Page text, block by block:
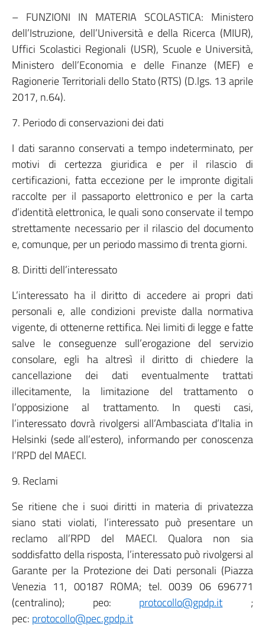
– FUNZIONI IN MATERIA SCOLASTICA: Ministero
dell’Istruzione, dell’Università e della Ricerca (MIUR),
Uffici Scolastici Regionali (USR), Scuole e Università,
Ministero dell’Economia e delle Finanze (MEF) e
Ragionerie Territoriali dello Stato (RTS) (D.lgs. 13 aprile
2017, n.64).
7. Periodo di conservazioni dei dati
I dati saranno conservati a tempo indeterminato, per
motivi di certezza giuridica e per il rilascio di
certificazioni, fatta eccezione per le impronte digitali
raccolte per il passaporto elettronico e per la carta
d’identità elettronica, le quali sono conservate il tempo
strettamente necessario per il rilascio del documento
e, comunque, per un periodo massimo di trenta giorni.
8. Diritti dell’interessato
L’interessato ha il diritto di accedere ai propri dati
personali e, alle condizioni previste dalla normativa
vigente, di ottenerne rettifica. Nei limiti di legge e fatte
salve le conseguenze sull’erogazione del servizio
consolare, egli ha altresì il diritto di chiedere la
cancellazione dei dati eventualmente trattati
illecitamente, la limitazione del trattamento o
l’opposizione al trattamento. In questi casi,
l’interessato dovrà rivolgersi all’Ambasciata d’Italia in
Helsinki (sede all’estero), informando per conoscenza
l’RPD del MAECI.
9. Reclami
Se ritiene che i suoi diritti in materia di privatezza
siano stati violati, l’interessato può presentare un
reclamo all’RPD del MAECI. Qualora non sia
soddisfatto della risposta, l’interessato può rivolgersi al
Garante per la Protezione dei Dati personali (Piazza
Venezia 11, 00187 ROMA; tel. 0039 06 696771
(centralino); peo: protocollo@gpdp.it ;
pec: protocollo@pec.gpdp.it